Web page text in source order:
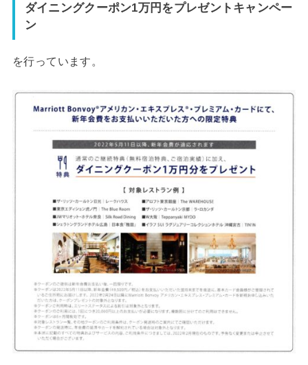
ダイニングクーポン1万円をプレゼントキャンペー
ン
を行っています。